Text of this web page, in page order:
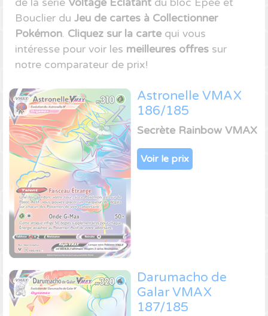
Bouclier du Jeu de cartes à Collectionner
Pokémon. Cliquez sur la carte qui vous
intéresse pour voir les meilleures offres sur
notre comparateur de prix!
Astronelle VMAX
186/185
Secrète Rainbow VMAX
Voir le prix
Darumacho de
Galar VMAX
187/185